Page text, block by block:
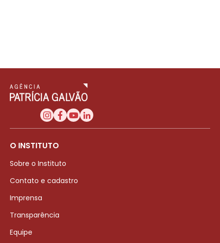
O INSTITUTO
Sobre o Instituto
Contato e cadastro
Imprensa
Transparência
Equipe